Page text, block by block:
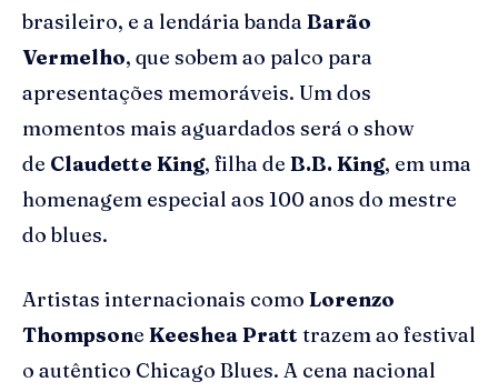
brasileiro, e a lendária banda Barão
Vermelho, que sobem ao palco para
apresentações memoráveis. Um dos
momentos mais aguardados será o show
de Claudette King, filha de B.B. King, em uma
homenagem especial aos 100 anos do mestre
do blues.
Artistas internacionais como Lorenzo
Thompsone KeesheaPratt trazem ao festival
o autêntico Chicago Blues. A cena nacional